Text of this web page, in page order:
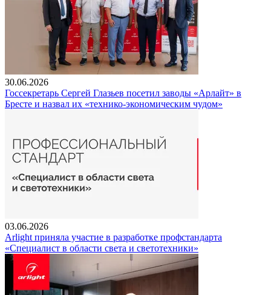
30.06.2026
Госсекретарь Сергей Глазьев посетил заводы «Арлайт» в
Бресте и назвал их «технико-экономическим чудом»
03.06.2026
Arlight приняла участие в разработке профстандарта
«Специалист в области света и светотехники»